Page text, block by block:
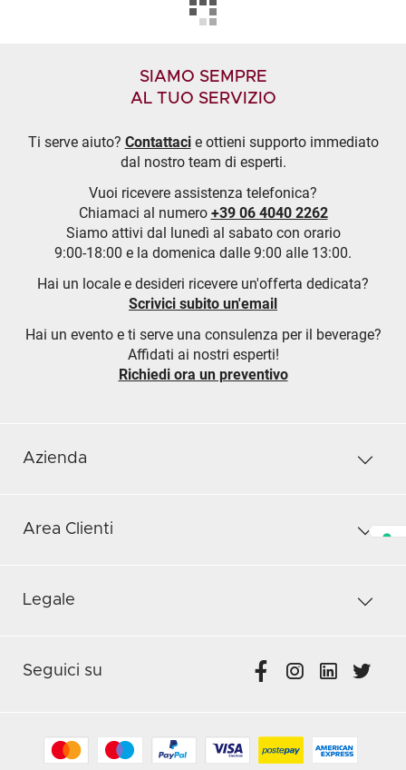
SIAMO SEMPRE
AL TUO SERVIZIO
Ti serve aiuto? Contattacie ottieni supporto immediato
dal nostro team di esperti.
Vuoi ricevere assistenza telefonica?
Chiamaci al numero +39 06 4040 2262
Siamo attivi dal lunedì al sabato con orario
9:00-18:00 e la domenica dalle 9:00 alle 13:00.
Hai un locale e desideri ricevere un'offerta dedicata?
Scrivici subito un'email
Hai un evento e ti serve una consulenza per il beverage?
Affidati ai nostri esperti!
Richiedi ora un preventivo
Azienda
Area Clienti
Legale
Seguici su